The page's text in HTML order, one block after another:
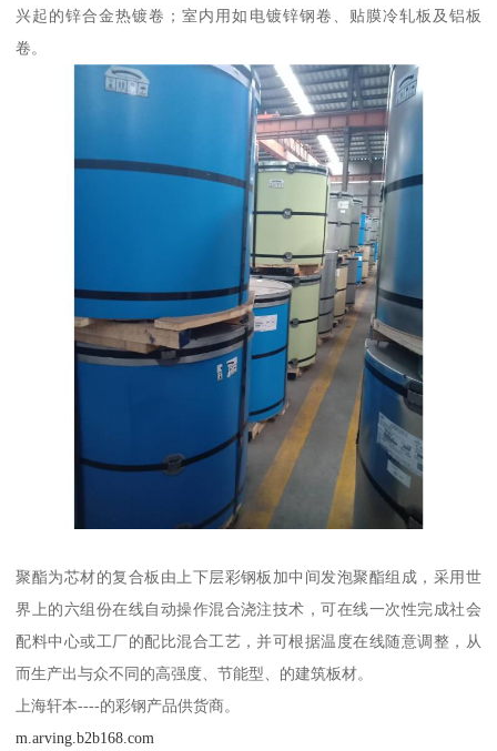
兴起的锌合金热镀卷；室内用如电镀锌钢卷、贴膜冷轧板及铝板
卷。
聚酯为芯材的复合板由上下层彩钢板加中间发泡聚酯组成，采用世
界上的六组份在线自动操作混合浇注技术，可在线一次性完成社会
配料中心或工厂的配比混合工艺，并可根据温度在线随意调整，从
而生产出与众不同的高强度、节能型、的建筑板材。
上海轩本----的彩钢产品供货商。
m.arving.b2b168.com